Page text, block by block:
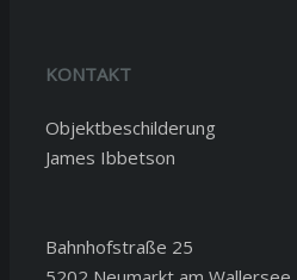
KONTAKT
Objektbeschilderung
James Ibbetson
Bahnhofstraße 25